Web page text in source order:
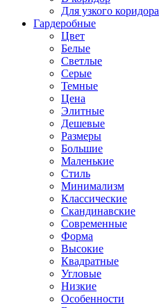
Для узкого коридора
Гардеробные
Цвет
Белые
Светлые
Серые
Темные
Цена
Элитные
Дешевые
Размеры
Большие
Маленькие
Стиль
Минимализм
Классические
Скандинавские
Современные
Форма
Высокие
Квадратные
Угловые
Низкие
Особенности